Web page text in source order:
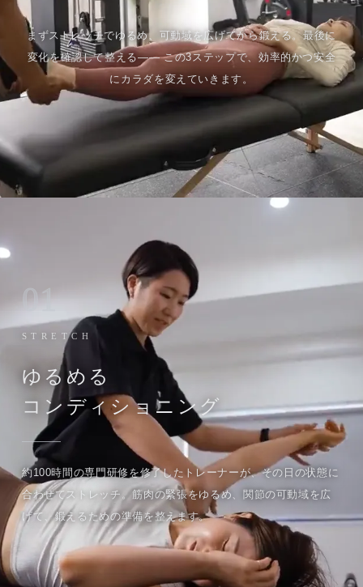
まずストレッチでゆるめ、可動域を広げてから鍛える。最後に
変化を確認して整える—— この3ステップで、効率的かつ安全
にカラダを変えていきます。
01
STRETCH
ゆるめる
コンディショニング
約100時間の専門研修を修了したトレーナーが、その日の状態に
合わせてストレッチ。筋肉の緊張をゆるめ、関節の可動域を広
げて、鍛えるための準備を整えます。